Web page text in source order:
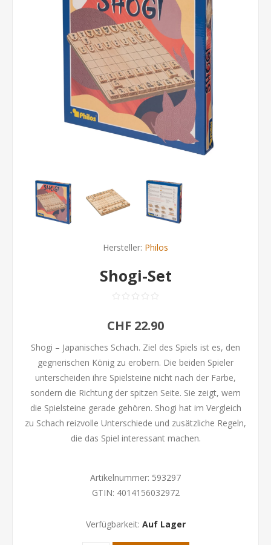
Hersteller: Philos
Shogi-Set
CHF 22.90
Shogi – Japanisches Schach. Ziel des Spiels ist es, den
gegnerischen König zu erobern. Die beiden Spieler
unterscheiden ihre Spielsteine nicht nach der Farbe,
sondern die Richtung der spitzen Seite. Sie zeigt, wem
die Spielsteine gerade gehören. Shogi hat im Vergleich
zu Schach reizvolle Unterschiede und zusätzliche Regeln,
die das Spiel interessant machen.
Artikelnummer: 593297
GTIN: 4014156032972
Verfügbarkeit: Auf Lager